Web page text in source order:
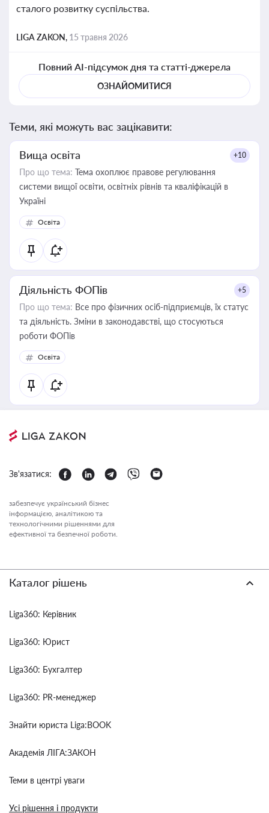
сталого розвитку суспільства.
LIGA ZAKON, 15 травня 2026
Повний AI-підсумок дня та статті-джерела
ОЗНАЙОМИТИСЯ
Теми, які можуть вас зацікавити:
Вища освіта +10
Про що тема: Тема охоплює правове регулювання
системи вищої освіти, освітніх рівнів та кваліфікацій в
Україні
Освіта
Діяльність ФОПів +5
Про що тема: Все про фізичних осіб-підприємців, їх статус
та діяльність. Зміни в законодавстві, що стосуються
роботи ФОПів
Освіта
Зв'язатися:
забезпечує український бізнес
інформацією, аналітикою та
технологічними рішеннями для
ефективної та безпечної роботи.
Каталог рішень
Liga360: Керівник
Liga360: Юрист
Liga360: Бухгалтер
Liga360: PR-менеджер
Знайти юриста Liga:BOOK
Академія ЛІГА:ЗАКОН
Теми в центрі уваги
Усі рішення і продукти